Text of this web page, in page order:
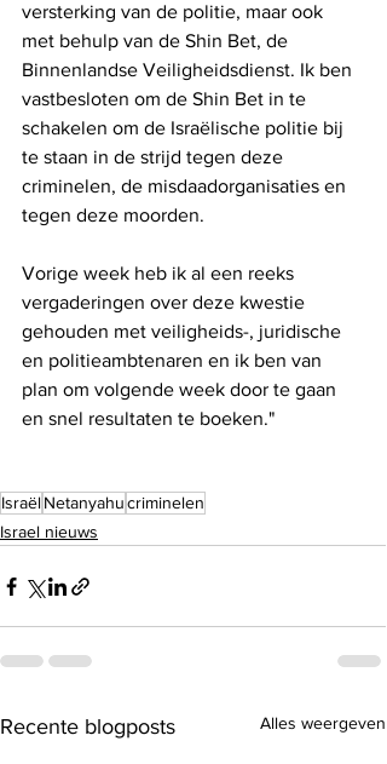
versterking van de politie, maar ook
met behulp van de Shin Bet, de
Binnenlandse Veiligheidsdienst. Ik ben
vastbesloten om de Shin Bet in te
schakelen om de Israëlische politie bij
te staan ​​in de strijd tegen deze
criminelen, de misdaadorganisaties en
tegen deze moorden.
Vorige week heb ik al een reeks
vergaderingen over deze kwestie
gehouden met veiligheids-, juridische
en politieambtenaren en ik ben van
plan om volgende week door te gaan
en snel resultaten te boeken."
IsraëlNetanyahucriminelen
Israel nieuws
Recente blogposts Alles weergeven